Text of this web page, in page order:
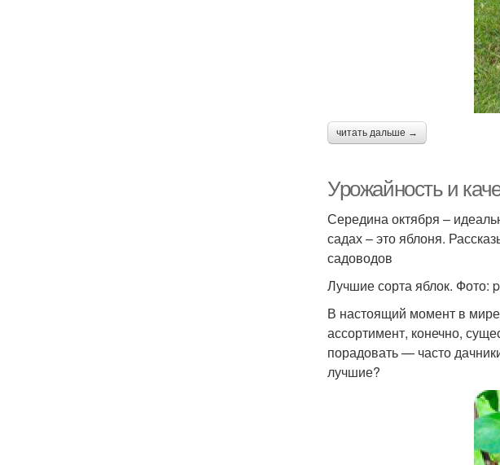
читать дальше →
Урожайность и
Середина октября –
садах – это яблоня.
садоводов
Лучшие сорта яблок. Фото:
В настоящий момент в
ассортимент, конечно,
порадовать — часто
лучшие?